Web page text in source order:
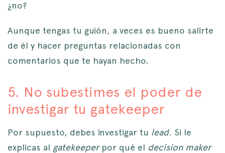
¿no?
Aunque tengas tu guión, a veces es bueno salirte
de él y hacer preguntas relacionadas con
comentarios que te hayan hecho.
5. No subestimes el poder de
investigar tu gatekeeper
Por supuesto, debes investigar tu lead. Si le
explicas al gatekeeperpor qué el decision maker